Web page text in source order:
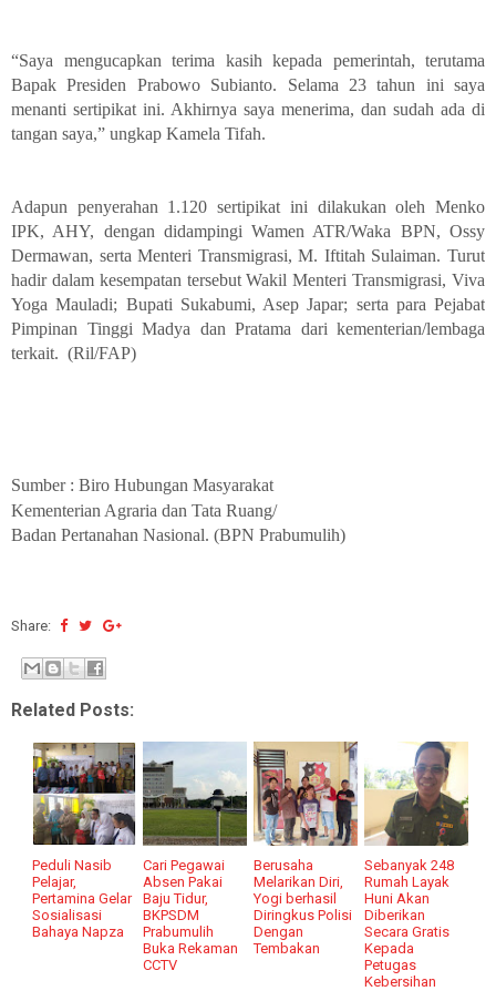
“Saya mengucapkan terima kasih kepada pemerintah, terutama
Bapak Presiden Prabowo Subianto. Selama 23 tahun ini saya
menanti sertipikat ini. Akhirnya saya menerima, dan sudah ada di
tangan saya,” ungkap Kamela Tifah.
Adapun penyerahan 1.120 sertipikat ini dilakukan oleh Menko
IPK, AHY, dengan didampingi Wamen ATR/Waka BPN, Ossy
Dermawan, serta Menteri Transmigrasi, M. Iftitah Sulaiman. Turut
hadir dalam kesempatan tersebut Wakil Menteri Transmigrasi, Viva
Yoga Mauladi; Bupati Sukabumi, Asep Japar; serta para Pejabat
Pimpinan Tinggi Madya dan Pratama dari kementerian/lembaga
terkait. (Ril/FAP)
Sumber : Biro Hubungan Masyarakat
Kementerian Agraria dan Tata Ruang/
Badan Pertanahan Nasional. (BPN Prabumulih)
Share:
Related Posts:
Peduli Nasib
Pelajar,
Pertamina Gelar
Sosialisasi
Bahaya Napza
Cari Pegawai
Absen Pakai
Baju Tidur,
BKPSDM
Prabumulih
Buka Rekaman
CCTV
Berusaha
Melarikan Diri,
Yogi berhasil
Diringkus Polisi
Dengan
Tembakan
Sebanyak 248
Rumah Layak
Huni Akan
Diberikan
Secara Gratis
Kepada
Petugas
Kebersihan